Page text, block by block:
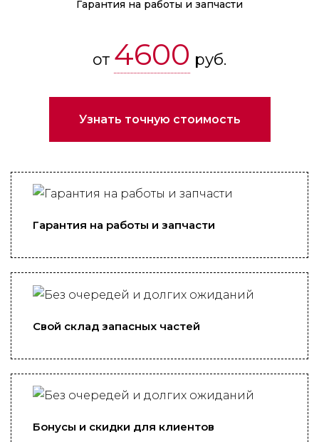
Гарантия на работы и запчасти
от 4600 руб.
Узнать точную стоимость
Гарантия на работы и запчасти
Свой склад запасных частей
Бонусы и скидки для клиентов